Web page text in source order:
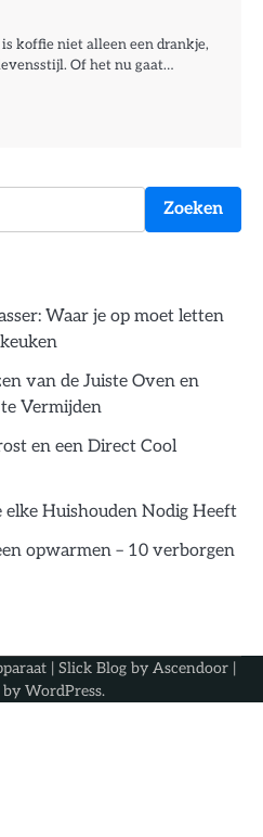
koffie niet alleen een drankje,
Of het nu gaat…
Zoeken
Waar je op moet letten
van de Juiste Oven en
Vermijden
en een Direct Cool
elke Huishouden Nodig Heeft
opwarmen – 10 verborgen
| Slick Blog by Ascendoor |
by WordPress.